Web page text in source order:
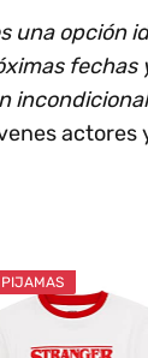
una opción
fechas
incondicional
actores
PIJAMAS